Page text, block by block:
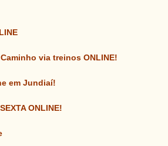
via treinos ONLINE!
em Jundiaí!
ONLINE!